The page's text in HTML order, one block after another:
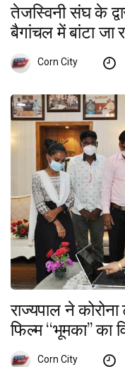
तेजस्विनी संघ के
बैगांचल में बांटा जा
Corn City
राज्यपाल ने
फिल्म ‘‘भूमका’’ का
Corn City